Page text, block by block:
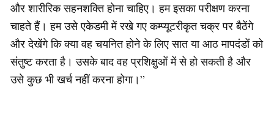
और शारीरिक सहनशक्ति होना चाहिए। हम इसका परीक्षण करना
चाहते हैं। हम उसे एकेडमी में रखे गए कम्प्यूटरीकृत चक्र पर बैठेंगे
और देखेंगे कि क्या वह चयनित होने के लिए सात या आठ मापदंडों को
संतुष्ट करता है। उसके बाद वह प्रशिक्षुओं में से हो सकती है और
उसे कुछ भी खर्च नहीं करना होगा।”